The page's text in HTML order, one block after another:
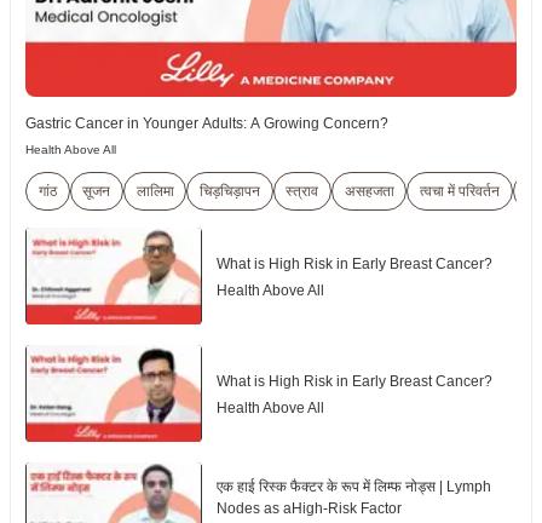
Gastric Cancer in Younger Adults: A Growing Concern?
Health Above All
गांठ सूजन लालिमा चिड़चिड़ापन स्त्राव असहजता त्वचा में परिवर्तन
What is High Risk in Early Breast Cancer?
Health Above All
What is High Risk in Early Breast Cancer?
Health Above All
एक हाई रिस्क फैक्टर के रूप में लिम्फ नोड्स | Lymph
Nodes as aHigh-Risk Factor